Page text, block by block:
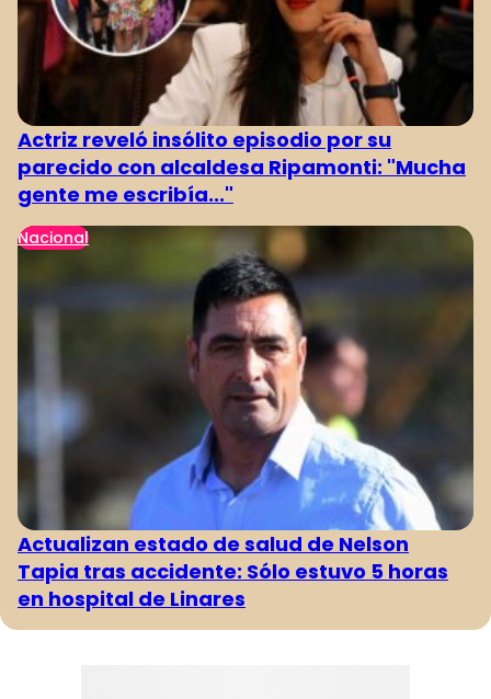
Actriz reveló insólito episodio por su
parecido con alcaldesa Ripamonti: "Mucha
gente me escribía..."
Nacional
Actualizan estado de salud de Nelson
Tapia tras accidente: Sólo estuvo 5 horas
en hospital de Linares